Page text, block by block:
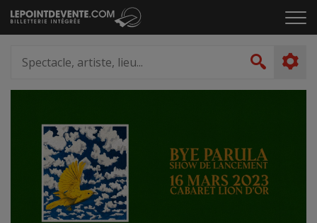
Passer
au
le
artiste,
lieu...